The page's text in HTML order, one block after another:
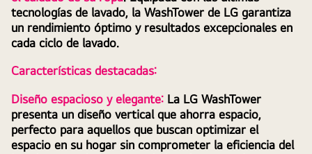
tecnologías de lavado, la WashTower de LG garantiza
un rendimiento óptimo y resultados excepcionales en
cada ciclo de lavado.
Características destacadas:
Diseño espacioso y elegante: La LG WashTower
presenta un diseño vertical que ahorra espacio,
perfecto para aquellos que buscan optimizar el
espacio en su hogar sin comprometer la eficiencia del